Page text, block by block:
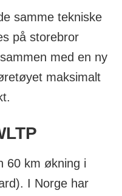
bakdører uten
kollisjonsvern
filassistent
samme tekniske
på storebror
med en ny
maksimalt
60 km økning i
I Norge har